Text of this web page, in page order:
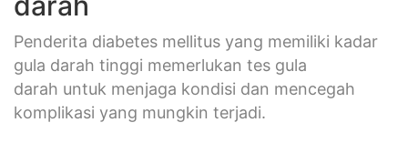
Penderita diabetes mellitus yang memiliki kadar
gula darah tinggi memerlukan tes gula
darah untuk menjaga kondisi dan mencegah
komplikasi yang mungkin terjadi.